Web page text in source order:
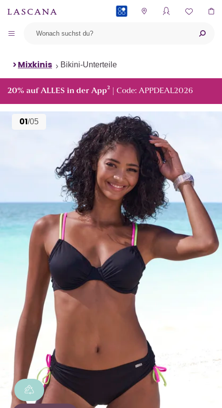
Mixkinis Bikini-Unterteile
20% auf ALLES in der App² | Code: APPDEAL2026
01/05